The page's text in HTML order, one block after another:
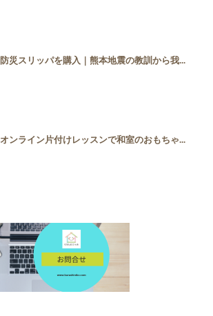
防災スリッパを購入｜熊本地震の教訓から我...
オンライン片付けレッスンで和室のおもちゃ...